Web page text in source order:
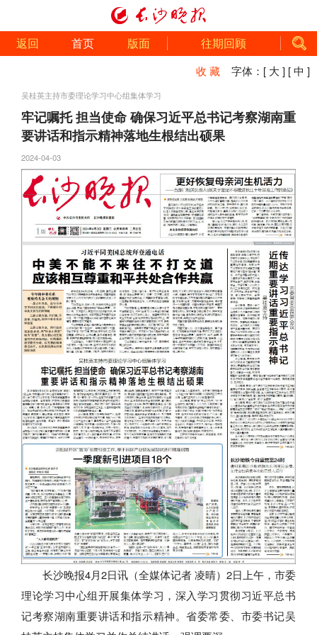
返回 首页 版面 往期回顾
收 藏 字体： [ 大 ] [ 中 ]
吴桂英主持市委理论学习中心组集体学习
牢记嘱托 担当使命 确保习近平总书记考察湖南重
要讲话和指示精神落地生根结出硕果
2024-04-03
长沙晚报4月2日讯（全媒体记者 凌晴）2日上午，市委
理论学习中心组开展集体学习，深入学习贯彻习近平总书
记考察湖南重要讲话和指示精神。省委常委、市委书记吴